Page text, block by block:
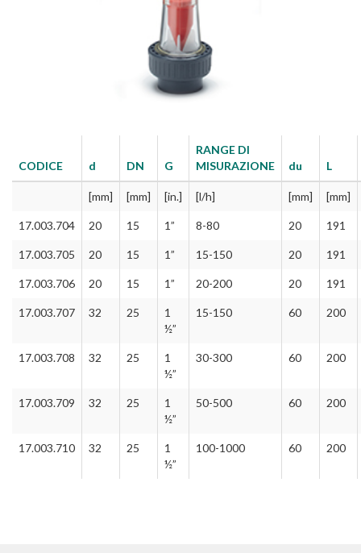
CODICE d DN G
RANGE DI
MISURAZIONE
du L
[mm] [mm] [in.] [l/h] [mm] [mm]
17.003.704 20 15 1” 8-80 20 191
17.003.705 20 15 1” 15-150 20 191
17.003.706 20 15 1” 20-200 20 191
17.003.707 32 25
1
½”
15-150 60 200
17.003.708 32 25
1
½”
30-300 60 200
17.003.709 32 25
1
½”
50-500 60 200
17.003.710 32 25
1
½”
100-1000 60 200